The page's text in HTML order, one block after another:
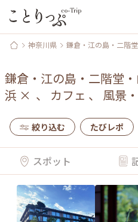
神奈川県 鎌倉・江の島・二階
鎌倉・江の島・二階堂
浜 × 、 カフェ 、 風景
絞り込む たびレポ
スポット